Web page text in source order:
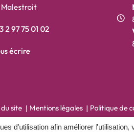
d'utilisation afin améliorer
onglet)
2 97 75 01 02
écrire
site Mentions légales Politique de